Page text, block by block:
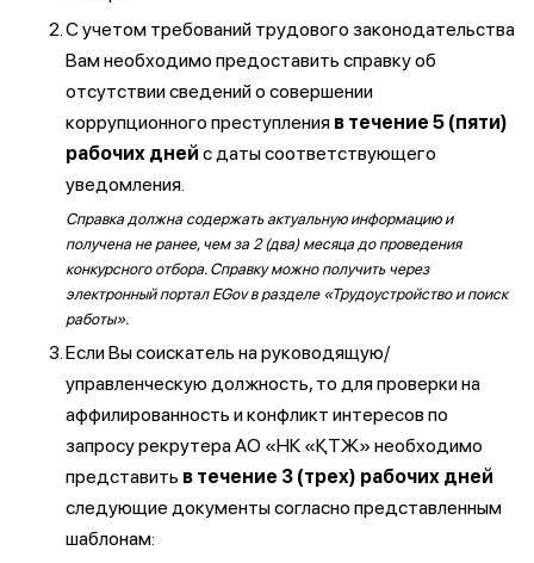
С учетом требований трудового законодательства
Вам необходимо предоставить справку об
отсутствии сведений о совершении
коррупционного преступления в течение 5 (пяти)
рабочих дней с даты соответствующего
уведомления.
Справка должна содержать актуальную информацию и
получена не ранее, чем за 2 (два) месяца до проведения
конкурсного отбора. Справку можно получить через
электронный портал EGov в разделе «Трудоустройство и поиск
работы».
Если Вы соискатель на руководящую/
управленческую должность, то для проверки на
аффилированность и конфликт интересов по
запросу рекрутера АО «НК «ҚТЖ» необходимо
представить в течение 3 (трех) рабочих дней
следующие документы согласно представленным
шаблонам: